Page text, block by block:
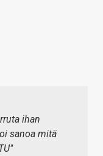
ihan
sanoa mitä